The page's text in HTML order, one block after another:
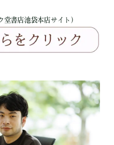
書店池袋本店サイト）